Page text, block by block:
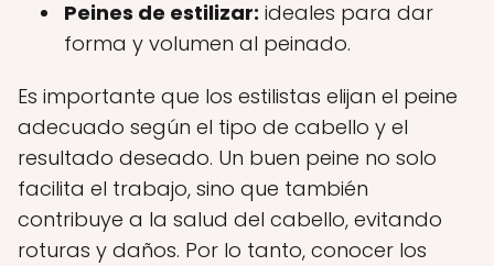
Peines de estilizar: ideales para dar
forma y volumen al peinado.
Es importante que los estilistas elijan el peine
adecuado según el tipo de cabello y el
resultado deseado. Un buen peine no solo
facilita el trabajo, sino que también
contribuye a la salud del cabello, evitando
roturas y daños. Por lo tanto, conocer los